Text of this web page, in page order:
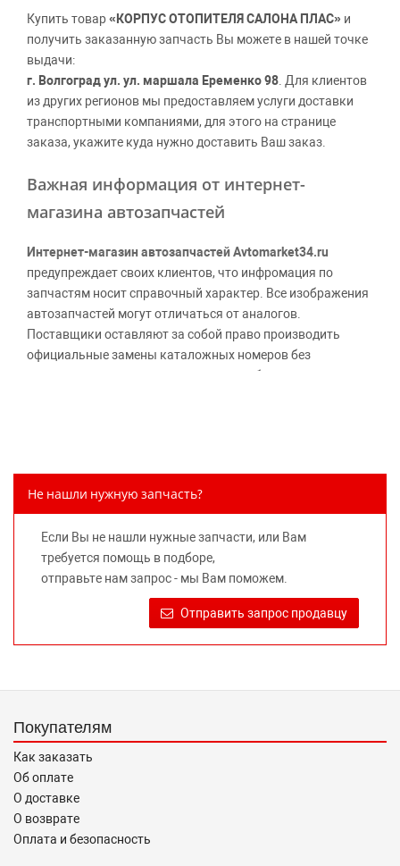
Купить товар«КОРПУС ОТОПИТЕЛЯ САЛОНА ПЛАС» и
получить заказанную запчасть Вы можете в нашей точке
выдачи:
г. Волгоград ул. ул. маршала Еременко 98 . Для клиентов
из других регионов мы предоставляем услуги доставки
транспортными компаниями, для этого на странице
заказа, укажите куда нужно доставить Ваш заказ.
Важная информация от интернет-
магазина автозапчастей
Интернет-магазин автозапчастей Avtomarket34.ru
предупреждает своих клиентов, что инфромация по
запчастям носит справочный характер. Все изображения
автозапчастей могут отличаться от аналогов.
Поставщики оставляют за собой право производить
официальные замены каталожных номеров без
дополнительного уведомления дистрибьюторов, что
части к той или иной марке автомобиля, то есть на
предлагаемых к продаже запасных частей для
автомобилей и их производителей, не нарушает права
правообладателей указанных товарных знаков.
Требование предоставлять покупателю необходимую и
достоверную информацию о товаре, предлагаемом к
«О защите прав потребителей».
Не нашли нужную запчасть?
Если Вы не нашли нужные запчасти, или Вам
требуется помощь в подборе,
отправьте нам запрос - мы Вам поможем.
Отправить запрос продавцу
Покупателям
Как заказать
Об оплате
О доставке
О возврате
Оплата и безопасность